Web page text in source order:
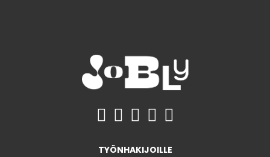
TYÖNHAKIJOILLE